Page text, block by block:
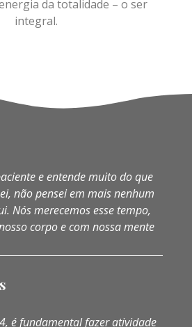
da totalidade – o ser
integral.
e entende muito do que
não pensei em mais nenhum
Nós merecemos esse tempo,
corpo e com nossa mente
é fundamental fazer atividade